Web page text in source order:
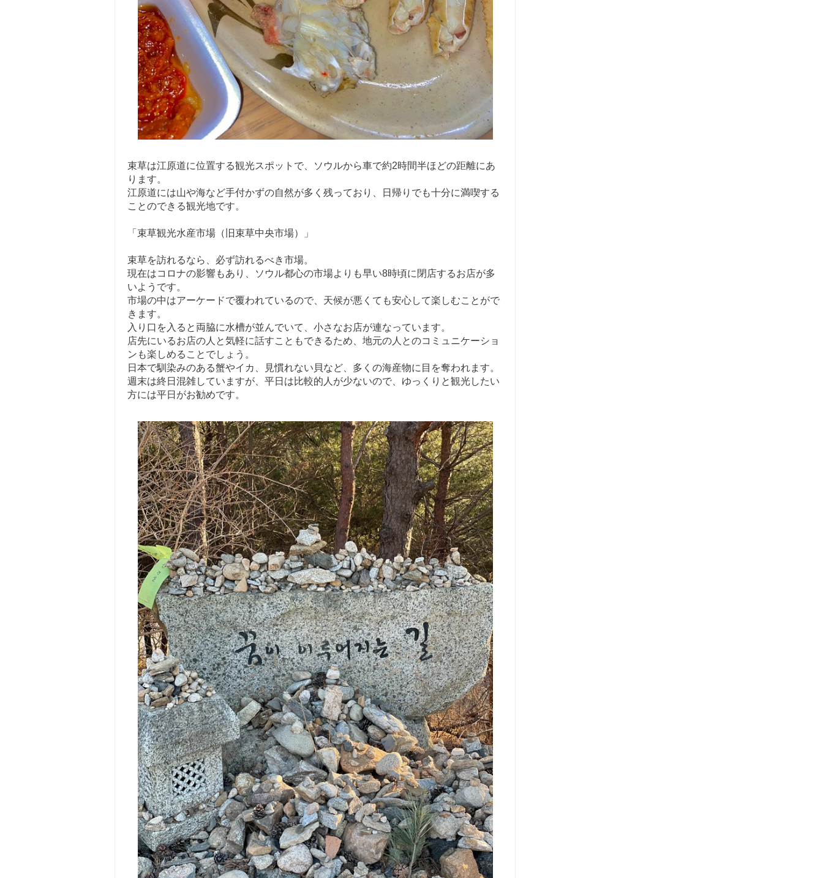
束草は江原道に位置する観光スポットで、ソウルから車で約2時間半ほどの距離にあ
ります。
江原道には山や海など手付かずの自然が多く残っており、日帰りでも十分に満喫する
ことのできる観光地です。
「束草観光水産市場（旧束草中央市場）」
束草を訪れるなら、必ず訪れるべき市場。
現在はコロナの影響もあり、ソウル都心の市場よりも早い8時頃に閉店するお店が多
いようです。
市場の中はアーケードで覆われているので、天候が悪くても安心して楽しむことがで
きます。
入り口を入ると両脇に水槽が並んでいて、小さなお店が連なっています。
店先にいるお店の人と気軽に話すこともできるため、地元の人とのコミュニケーショ
ンも楽しめることでしょう。
日本で馴染みのある蟹やイカ、見慣れない貝など、多くの海産物に目を奪われます。
週末は終日混雑していますが、平日は比較的人が少ないので、ゆっくりと観光したい
方には平日がお勧めです。